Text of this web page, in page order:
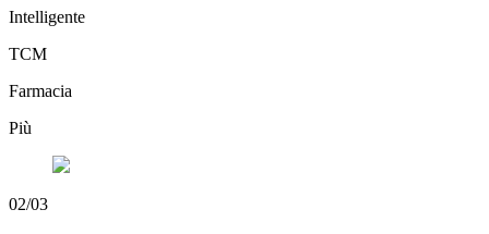
Intelligente
TCM
Farmacia
Più
02/03